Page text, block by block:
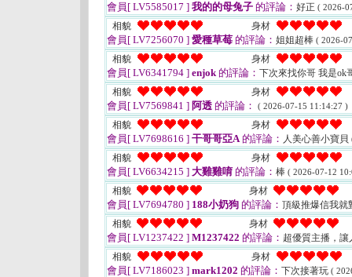
會員[ LV5585017 ] 我的的母兔子 的評論： 好正 ( 2026-
相貌 身材
會員[ LV7256070 ] 愛種草莓 的評論： 姐姐超棒 ( 2026-
相貌 身材
會員[ LV6341794 ] enjok的評論： 下次來找你哥 我是ok
相貌
身材
會員[ LV7569841 ] 阿透 的評論： ( 2026-07-15 11:14:27 )
相貌 身材
會員[ LV7698616 ] 干哥哥亞A的評論： 人美心善小寶貝
相貌 身材
會員[ LV6634215 ] 大雞雞唷的評論： 棒 ( 2026-07-12
相貌 身材
會員[ LV7694780 ] 188小奶狗 的評論： 頂級推爆信我就
相貌
身材
會員[ LV1237422 ] M1237422 的評論： 超優質主播，
相貌
身材
會員[ LV7186023 ] mark1202 的評論： 下次接著玩 (